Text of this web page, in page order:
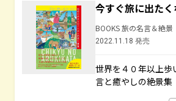
今すぐ旅に出た
BOOKS 旅の名言＆絶景
2022.11.18 発売
世界を４０年以上歩
言と癒やしの絶景集